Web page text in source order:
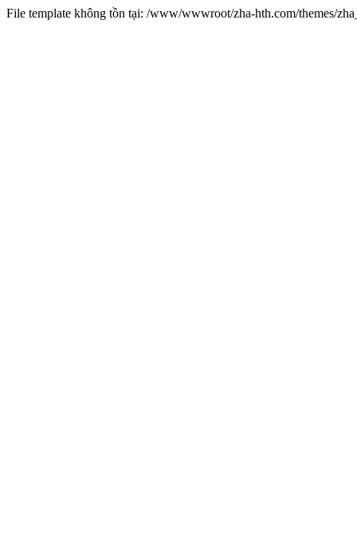
File template không tồn tại: /www/wwwroot/zha-hth.com/themes/